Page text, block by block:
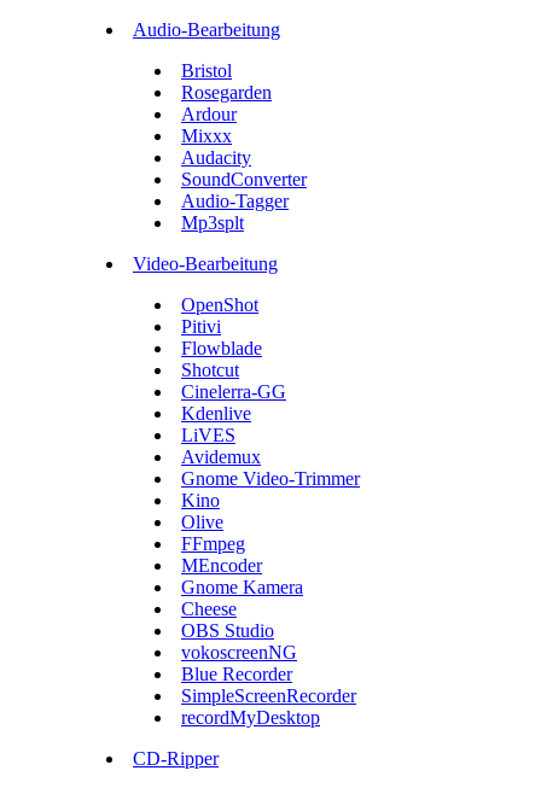
Audio-Bearbeitung
Bristol
Rosegarden
Ardour
Mixxx
Audacity
SoundConverter
Audio-Tagger
Mp3splt
Video-Bearbeitung
OpenShot
Pitivi
Flowblade
Shotcut
Cinelerra-GG
Kdenlive
LiVES
Avidemux
Gnome Video-Trimmer
Kino
Olive
FFmpeg
MEncoder
Gnome Kamera
Cheese
OBS Studio
vokoscreenNG
Blue Recorder
SimpleScreenRecorder
recordMyDesktop
CD-Ripper